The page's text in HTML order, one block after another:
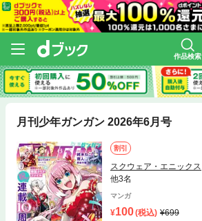
作品検索
月刊少年ガンガン 2026年6月号
割引
スクウェア・エニックス
他3名
マンガ
100(税込)
699